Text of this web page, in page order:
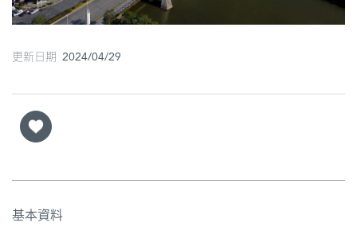
寺
市
更新日期 2024/04/29
基本資料